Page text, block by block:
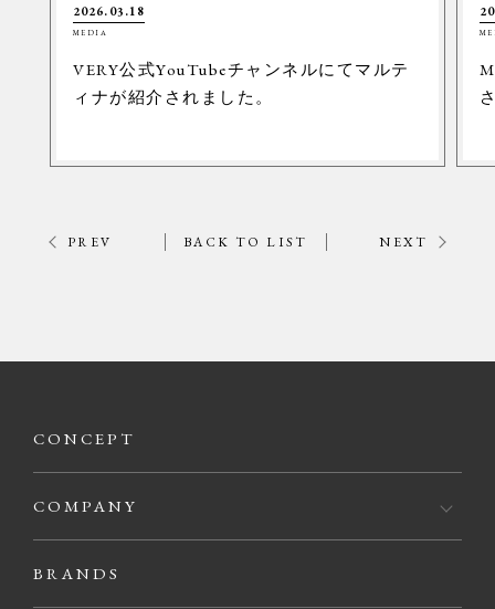
2026.03.18
MEDIA
VERY公式YouTubeチャンネルにてマルテ
ィナが紹介されました。
PREV BACK TO LIST NEXT
CONCEPT
COMPANY
BRANDS